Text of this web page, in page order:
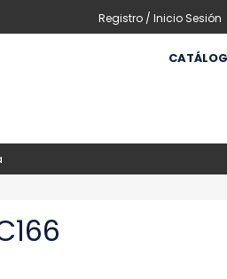
Registro / Inicio Sesión